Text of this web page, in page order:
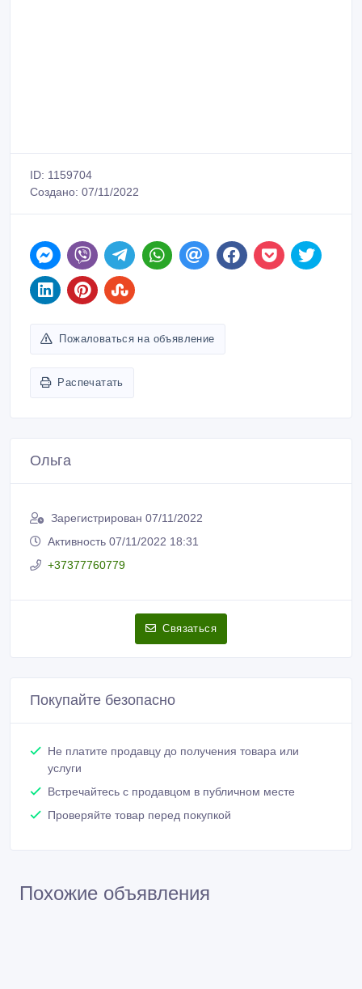
ID: 1159704
Создано: 07/11/2022
Пожаловаться на объявление
Распечатать
Ольга
Зарегистрирован 07/11/2022
Активность 07/11/2022 18:31
+37377760779
Связаться
Покупайте безопасно
Не платите продавцу до получения товара или
услуги
Встречайтесь с продавцом в публичном месте
Проверяйте товар перед покупкой
Похожие объявления